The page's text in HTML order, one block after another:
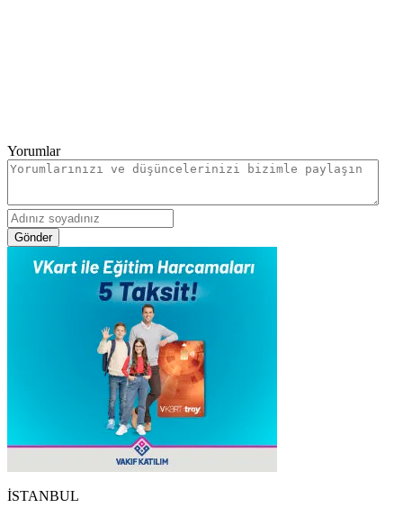
Yorumlar
Gönder
İSTANBUL